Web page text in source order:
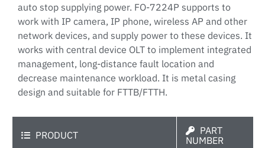
auto stop supplying power. FO-7224P supports to
work with IP camera, IP phone, wireless AP and other
network devices, and supply power to these devices. It
works with central device OLT to implement integrated
management, long-distance fault location and
decrease maintenance workload. It is metal casing
design and suitable for FTTB/FTTH.
PRODUCT
PART
NUMBER